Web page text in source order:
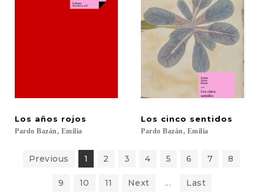
Los años rojos
Pardo Bazán, Emilia
Los cinco sentidos
Pardo Bazán, Emilia
Previous 1 2 3 4 5 6 7 8
9 10 11 Next ... Last